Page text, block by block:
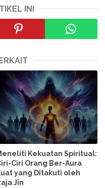
INI
Kekuatan Spiritual:
Ciri Orang Ber-Aura
yang Ditakuti oleh
Jin